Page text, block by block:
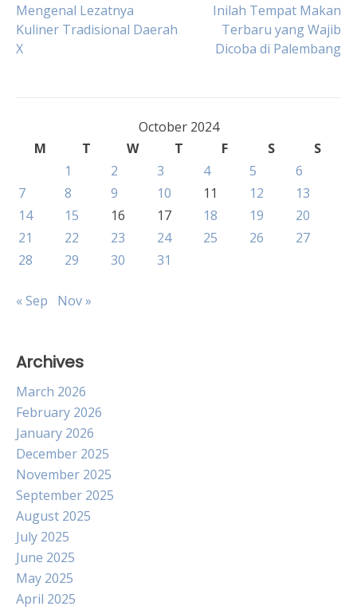
Post
navigation
Mengenal Lezatnya
Kuliner Tradisional Daerah
X
Inilah Tempat Makan
Terbaru yang Wajib
Dicoba di Palembang
October 2024
M
T W T F S
S
1
2 3 4 5
6
7
8 9 10 11 12
13
14
15 16 17 18 19
20
21
22 23 24 25 26
27
28
29 30 31
« Sep Nov »
Archives
March 2026
February 2026
January 2026
December 2025
November 2025
September 2025
August 2025
July 2025
June 2025
May 2025
April 2025